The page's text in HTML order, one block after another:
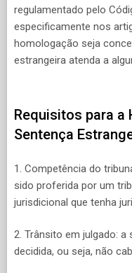
regulamentado pelo
especificamente nos
homologação seja
estrangeira atenda a
Requisitos para a
Sentença
1. Competência do
sido proferida por um
jurisdicional que tenha
2. Trânsito em julgado:
decidida, ou seja, não